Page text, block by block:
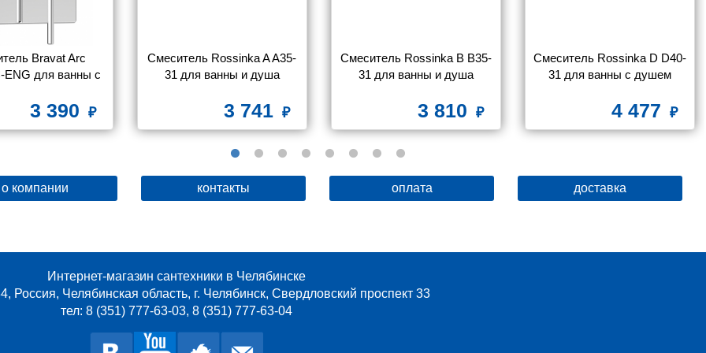
Bravat Arc
ENG для ванны с
3 390
Смеситель Rossinka A A35-
31 для ванны и душа
3 741
Смеситель Rossinka B B35-
31 для ванны и душа
3 810
Смеситель Rossinka D D40-
31 для ванны с душем
4 477
о компании контакты оплата доставка
Интернет-магазин сантехники в Челябинске
Россия, Челябинская область, г. Челябинск, Свердловский проспект 33
тел: 8 (351) 777-63-03, 8 (351) 777-63-04